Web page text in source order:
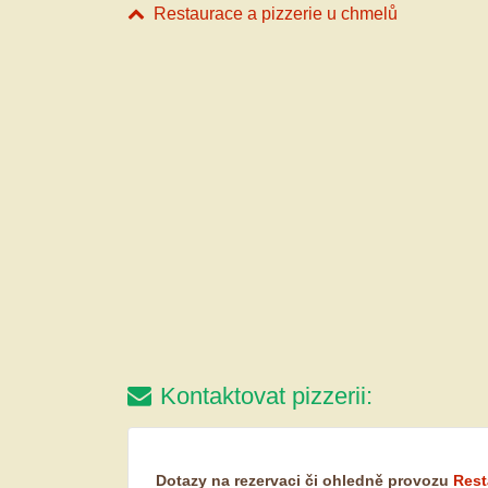
Restaurace a pizzerie u chmelů
Kontaktovat pizzerii:
Dotazy na rezervaci či ohledně provozu